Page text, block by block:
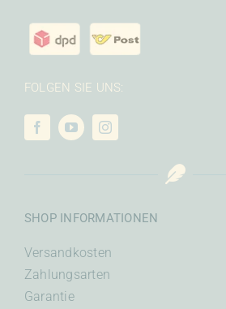
FOLGEN SIE UNS:
SHOP INFORMATIONEN
Versandkosten
Zahlungsarten
Garantie